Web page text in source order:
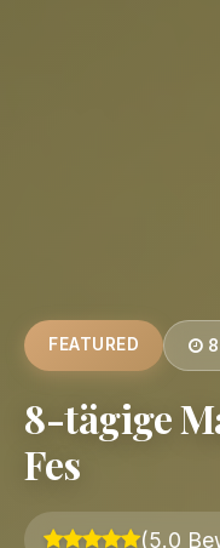
FEATURED
8-tägige
Fes
(5.0